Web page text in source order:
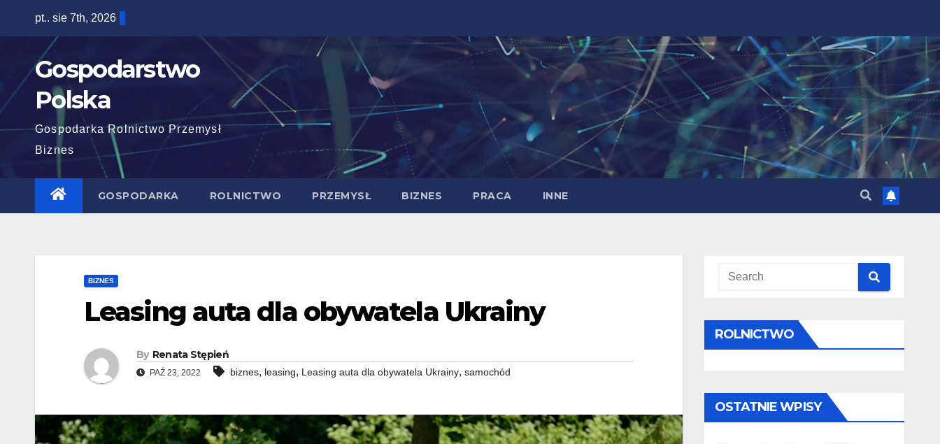
pt.. sie 7th, 2026
Gospodarstwo
Polska
Gospodarka Rolnictwo Przemysł
Biznes
GOSPODARKA ROLNICTWO PRZEMYSŁ BIZNES PRACA INNE
BIZNES
Leasing auta dla obywatela Ukrainy
By Renata Stępień
PAŹ 23, 2022 biznes, leasing, Leasing auta dla obywatela Ukrainy, samochód
ROLNICTWO
OSTATNIE WPISY